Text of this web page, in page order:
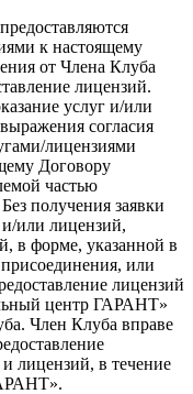
к настоящему
от Члена Клуба
лицензий.
услуг и/или
согласия
лицензиями
Договору
частью
получения заявки
и/или лицензий,
в форме, указанной в
или
лицензий
центр ГАРАНТ»
Член Клуба вправе
лицензий, в течение